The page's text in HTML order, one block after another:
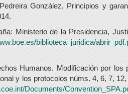
González, Principios y
Ministerio de la Presidencia,
biblioteca_juridica/
Humanos. Modificación por los
y los protocolos núms. 4, 6, 7,
Documents/